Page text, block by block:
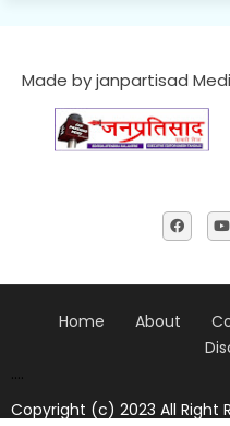
Made by janpartisad
Home About
....
Copyright (c) 2023 All Right